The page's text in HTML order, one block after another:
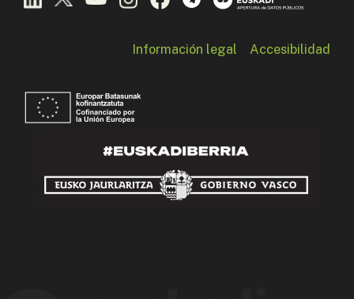
Información legal Accesibilidad